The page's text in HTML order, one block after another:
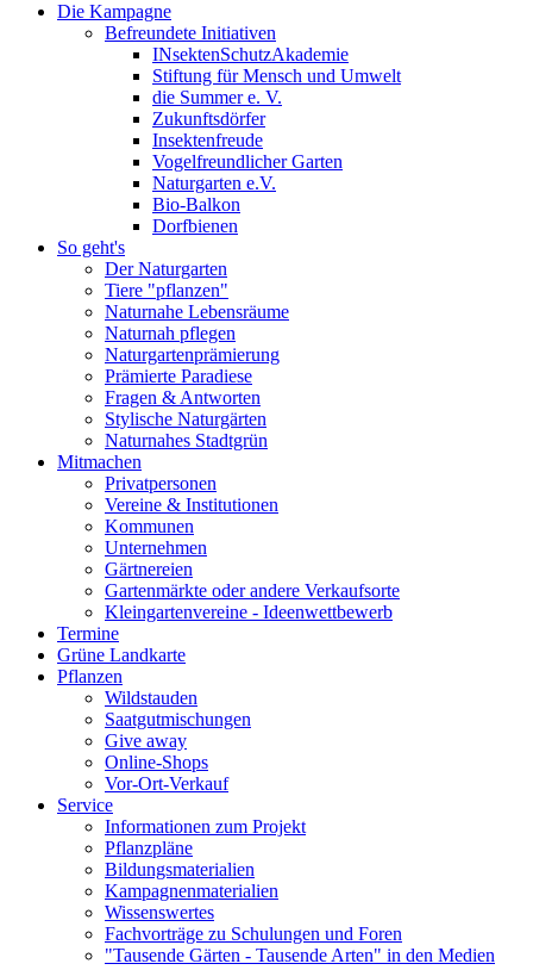
Die Kampagne
Befreundete Initiativen
INsektenSchutzAkademie
Stiftung für Mensch und Umwelt
die Summer e. V.
Zukunftsdörfer
Insektenfreude
Vogelfreundlicher Garten
Naturgarten e.V.
Bio-Balkon
Dorfbienen
So geht's
Der Naturgarten
Tiere "pflanzen"
Naturnahe Lebensräume
Naturnah pflegen
Naturgartenprämierung
Prämierte Paradiese
Fragen & Antworten
Stylische Naturgärten
Naturnahes Stadtgrün
Mitmachen
Privatpersonen
Vereine & Institutionen
Kommunen
Unternehmen
Gärtnereien
Gartenmärkte oder andere Verkaufsorte
Kleingartenvereine - Ideenwettbewerb
Termine
Grüne Landkarte
Pflanzen
Wildstauden
Saatgutmischungen
Give away
Online-Shops
Vor-Ort-Verkauf
Service
Informationen zum Projekt
Pflanzpläne
Bildungsmaterialien
Kampagnenmaterialien
Wissenswertes
Fachvorträge zu Schulungen und Foren
"Tausende Gärten - Tausende Arten" in den Medien